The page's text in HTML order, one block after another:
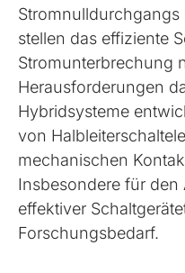
Stromnulldurchgangs
stellen das effiziente
Stromunterbrechung
Herausforderungen
Hybridsysteme
von
mechanischen
Insbesondere für
effektiver
Forschungsbedarf.